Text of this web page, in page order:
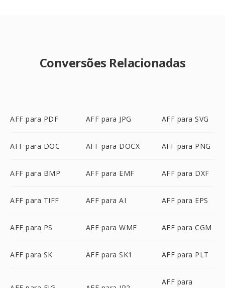
Conversões Relacionadas
AFF para PDF AFF para JPG AFF para SVG
AFF para DOC AFF para DOCX AFF para PNG
AFF para BMP AFF para EMF AFF para DXF
AFF para TIFF AFF para AI AFF para EPS
AFF para PS AFF para WMF AFF para CGM
AFF para SK AFF para SK1 AFF para PLT
AFF para